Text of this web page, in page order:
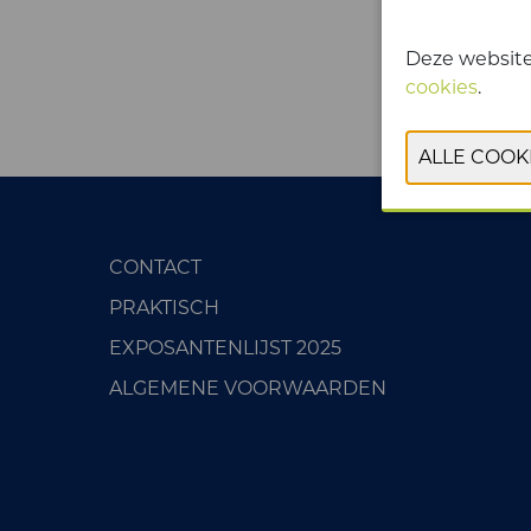
CONTACT
PRAKTISCH
EXPOSANTENLIJST 2025
ALGEMENE VOORWAARDEN
Deze
cookies.